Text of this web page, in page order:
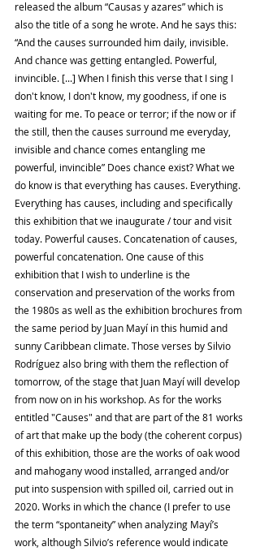
released the album “Causas y azares” which is
also the title of a song he wrote. And he says this:
“And the causes surrounded him daily, invisible.
And chance was getting entangled. Powerful,
invincible. [...] When I finish this verse that I sing I
don't know, I don't know, my goodness, if one is
waiting for me. To peace or terror; if the now or if
the still, then the causes surround me everyday,
invisible and chance comes entangling me
powerful, invincible” Does chance exist? What we
do know is that everything has causes. Everything.
Everything has causes, including and specifically
this exhibition that we inaugurate / tour and visit
today. Powerful causes. Concatenation of causes,
powerful concatenation. One cause of this
exhibition that I wish to underline is the
conservation and preservation of the works from
the 1980s as well as the exhibition brochures from
the same period by Juan Mayí in this humid and
sunny Caribbean climate. Those verses by Silvio
Rodríguez also bring with them the reflection of
tomorrow, of the stage that Juan Mayí will develop
from now on in his workshop. As for the works
entitled "Causes" and that are part of the 81 works
of art that make up the body (the coherent corpus)
of this exhibition, those are the works of oak wood
and mahogany wood installed, arranged and/or
put into suspension with spilled oil, carried out in
2020. Works in which the chance (I prefer to use
the term “spontaneity” when analyzing Mayí’s
work, although Silvio’s reference would indicate